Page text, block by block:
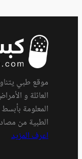
موقع طبي
العائلة و
المعلومة
الطبية من
اعرف المزيد